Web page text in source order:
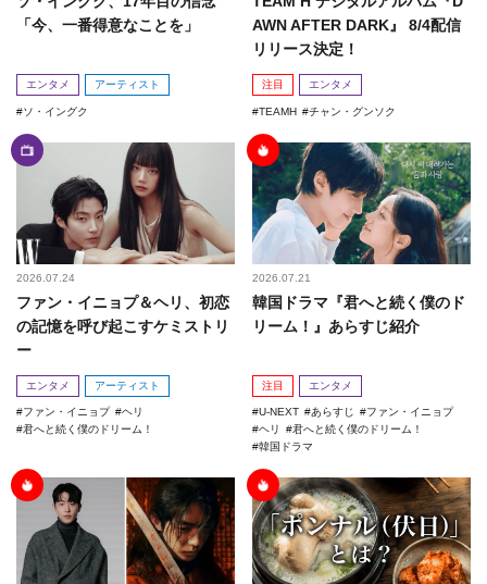
「今、一番得意なことを」
エンタメ アーティスト
ソ・イングク
AWN AFTER DARK』 8/4配信
リリース決定！
注目 エンタメ
TEAMH チャン・グンソク
2026.07.24
ファン・イニョプ＆ヘリ、初恋
の記憶を呼び起こすケミストリ
ー
エンタメ アーティスト
ファン・イニョプ
ヘリ
君へと続く僕のドリーム！
2026.07.21
韓国ドラマ『君へと続く僕のド
リーム！』あらすじ紹介
注目 エンタメ
U-NEXT あらすじ
ファン・イニョプ
ヘリ
君へと続く僕のドリーム！
韓国ドラマ